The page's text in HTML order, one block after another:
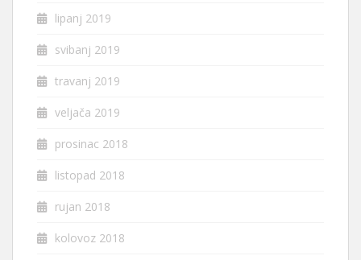
lipanj 2019
svibanj 2019
travanj 2019
veljača 2019
prosinac 2018
listopad 2018
rujan 2018
kolovoz 2018